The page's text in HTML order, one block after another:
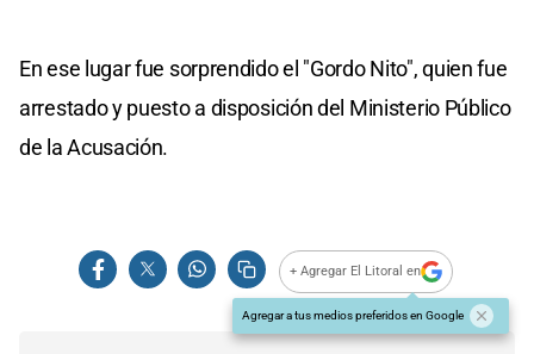
En ese lugar fue sorprendido el "Gordo Nito", quien fue
arrestado y puesto a disposición del Ministerio Público
de la Acusación.
+ Agregar El Litoral en
Agregar a tus medios preferidos en Google